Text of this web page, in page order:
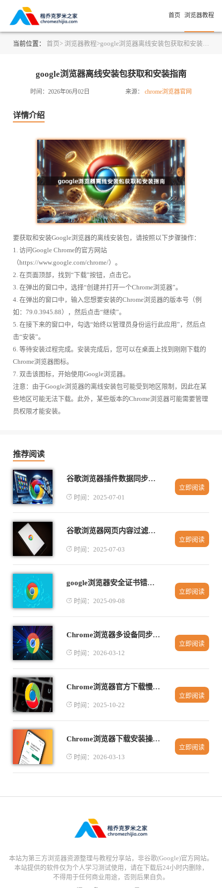
首页 浏览器教程
当前位置： 首页> 浏览器教程>google浏览器离线安装包获取和安装指南
google浏览器离线安装包获取和安装指南
时间：2026年06月02日 来源： chrome浏览器官网
详情介绍
要获取和安装Google浏览器的离线安装包，请按照以下步骤操作：
1. 访问Google Chrome的官方网站
（https://www.google.com/chrome/）。
2. 在页面顶部，找到“下载”按钮，点击它。
3. 在弹出的窗口中，选择“创建并打开一个Chrome浏览器”。
4. 在弹出的窗口中，输入您想要安装的Chrome浏览器的版本号（例
如：79.0.3945.88），然后点击“继续”。
5. 在接下来的窗口中，勾选“始终以管理员身份运行此应用”，然后点
击“安装”。
6. 等待安装过程完成。安装完成后，您可以在桌面上找到刚刚下载的
Chrome浏览器图标。
7. 双击该图标，开始使用Google浏览器。
注意：由于Google浏览器的离线安装包可能受到地区限制，因此在某
些地区可能无法下载。此外，某些版本的Chrome浏览器可能需要管理
员权限才能安装。
推荐阅读
谷歌浏览器插件数据同步方式解析
时间：2025-07-01
立即阅读
谷歌浏览器网页内容过滤技巧分享
时间：2025-07-03
立即阅读
google浏览器安全证书错误排查与解决办法
时间：2025-09-08
立即阅读
Chrome浏览器多设备同步功能最新升级
时间：2026-03-12
立即阅读
Chrome浏览器官方下载慢与宽带设置优化关系
时间：2025-10-22
立即阅读
Chrome浏览器下载安装操作全步骤说明
时间：2026-03-13
立即阅读
本站为第三方浏览器资源整理与教程分享站，非谷歌(Google)官方网站。
本站提供的软件仅为个人学习测试使用，请在下载后24小时内删除，
不得用于任何商业用途，否则后果自负。